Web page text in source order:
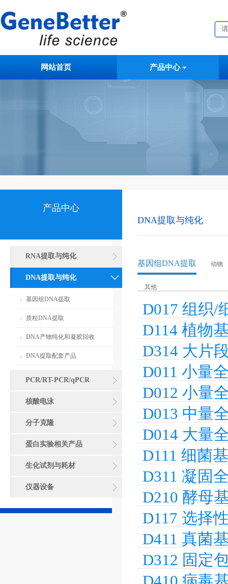
网站首页 产品中心
产品中心
RNA提取与纯化
DNA提取与纯化
基因组DNA提取
质粒DNA提取
DNA产物纯化和凝胶回收
DNA提取配套产品
PCR/RT-PCR/qPCR
核酸电泳
分子克隆
蛋白实验相关产品
生化试剂与耗材
仪器设备
DNA提取与纯化
基因组DNA提取 动物
其他
D017 组织
D114 植物
D314 大片
D011 小量
D012 小量
D013 中量
D014 大量
D111 细菌
D311 凝固
D210 酵母
D117 选择
D411 真菌
D312 固定
D410 病毒